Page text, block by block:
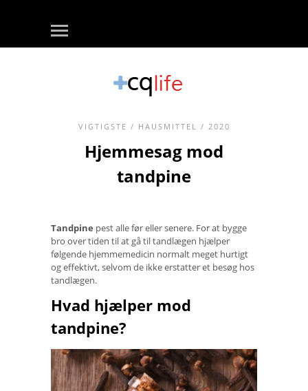
VIGTIGSTE / HAUSMITTEL / 2020
Hjemmesag mod
tandpine
Tandpine pest alle før eller senere. For at bygge
bro over tiden til at gå til tandlægen hjælper
følgende hjemmemedicin normalt meget hurtigt
og effektivt, selvom de ikke erstatter et besøg hos
tandlægen.
Hvad hjælper mod
tandpine?